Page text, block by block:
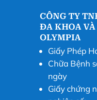
CÔNG TY
ĐA KHOA
OLYMPIA
Giấy Phép
Chữa Bệnh
ngày
Giấy chứng